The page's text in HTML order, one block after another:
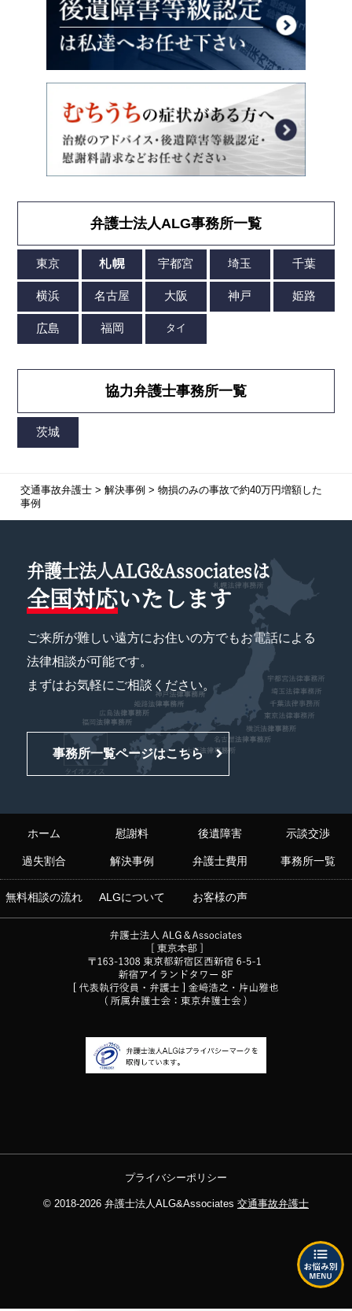
弁護士法人ALG事務所一覧
協力弁護士事務所一覧
交通事故弁護士> 解決事例 > 物損のみの事故で約40万円増額した
事例
弁護士法人ALG&Associatesは
全国対応いたします
ご来所が難しい遠方にお住いの方でもお電話による
法律相談が可能です。
まずはお気軽にご相談ください。
事務所一覧ページはこちら
ホーム 慰謝料 後遺障害 示談交渉
過失割合 解決事例 弁護士費用 事務所一覧
無料相談の流れ ALGについて お客様の声
プライバシーポリシー
© 2018-2026 弁護士法人ALG&Associates 交通事故弁護士